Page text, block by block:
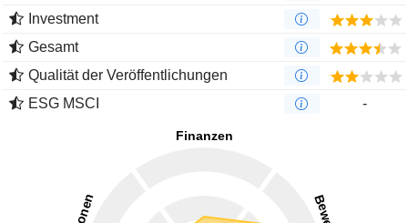
Investment
Gesamt
Qualität der Veröffentlichungen
ESG MSCI
-